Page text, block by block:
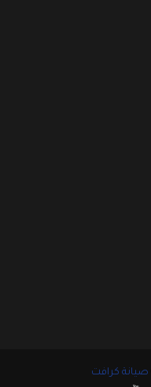
صيانة كرافت